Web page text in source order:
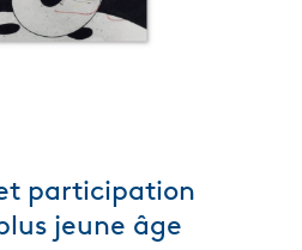
participation
jeune âge